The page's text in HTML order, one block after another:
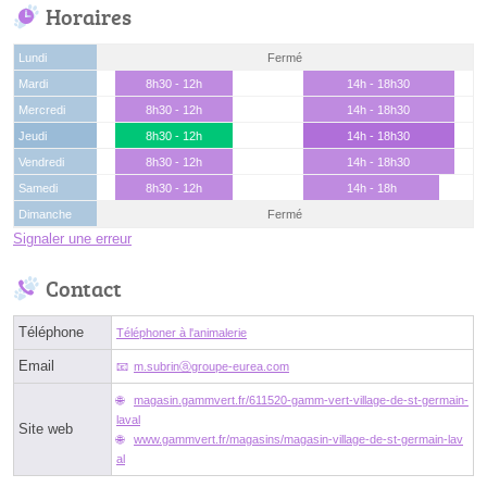
Horaires
Lundi
Fermé
Mardi
8h30 - 12h
14h - 18h30
Mercredi
8h30 - 12h
14h - 18h30
Jeudi
8h30 - 12h
14h - 18h30
Vendredi
8h30 - 12h
14h - 18h30
Samedi
8h30 - 12h
14h - 18h
Dimanche
Fermé
Signaler une erreur
Contact
Téléphone Téléphoner à l'animalerie
Email m.subrinⓐgroupe-eurea.com
Site web
magasin.gammvert.fr/611520-gamm-vert-village-de-st-germain-
laval
www.gammvert.fr/magasins/magasin-village-de-st-germain-lav
al